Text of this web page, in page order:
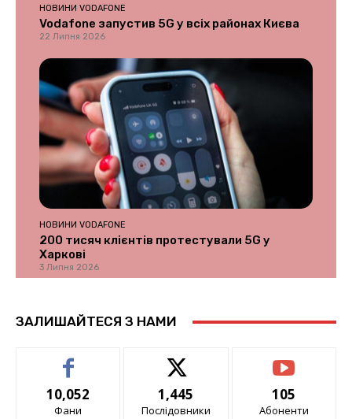
НОВИНИ VODAFONE
Vodafone запустив 5G у всіх районах Києва
22 Липня 2026
НОВИНИ VODAFONE
200 тисяч клієнтів протестували 5G у
Харкові
3 Липня 2026
ЗАЛИШАЙТЕСЯ З НАМИ
10,052
Фани
1,445
Послідовники
105
Абоненти